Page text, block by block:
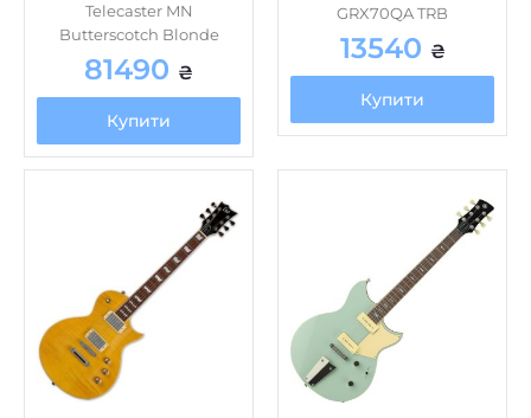
Telecaster MN
Butterscotch Blonde
81490 ₴
Купити
GRX70QA TRB
13540 ₴
Купити